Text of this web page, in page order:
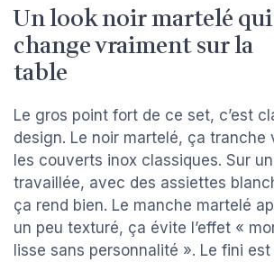
Un look noir martelé qui
change vraiment sur la
table
Le gros point fort de ce set, c’est
design. Le noir martelé, ça tranche
les couverts inox classiques. Sur
travaillée, avec des assiettes
ça rend bien. Le manche martelé
un peu texturé, ça évite l’effet «
lisse sans personnalité ». Le fini